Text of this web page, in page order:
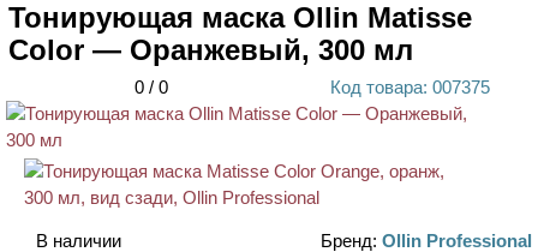
Тонирующая маска Ollin Matisse
Color — Оранжевый, 300 мл
0 / 0 Код товара: 007375
В наличии Бренд: Ollin Professional